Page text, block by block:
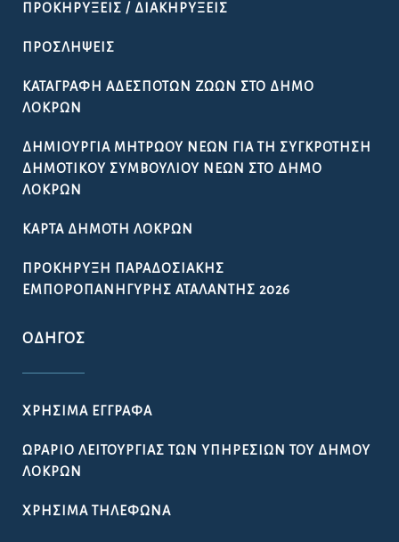
ΠΡΟΚΗΡΎΞΕΙΣ / ΔΙΑΚΗΡΎΞΕΙΣ
ΠΡΟΣΛΉΨΕΙΣ
ΚΑΤΑΓΡΑΦΉ ΑΔΈΣΠΟΤΩΝ ΖΏΩΝ ΣΤΟ ΔΉΜΟ
ΛΟΚΡΏΝ
ΔΗΜΙΟΥΡΓΊΑ ΜΗΤΡΏΟΥ ΝΈΩΝ ΓΙΑ ΤΗ ΣΥΓΚΡΌΤΗΣΗ
ΔΗΜΟΤΙΚΟΎ ΣΥΜΒΟΥΛΊΟΥ ΝΈΩΝ ΣΤΟ ΔΉΜΟ
ΛΟΚΡΏΝ
ΚΆΡΤΑ ΔΗΜΌΤΗ ΛΟΚΡΏΝ
ΠΡΟΚΉΡΥΞΗ ΠΑΡΑΔΟΣΙΑΚΉΣ
ΕΜΠΟΡΟΠΑΝΉΓΥΡΗΣ ΑΤΑΛΆΝΤΗΣ 2026
ΟΔΗΓΌΣ
ΧΡΉΣΙΜΑ ΈΓΓΡΑΦΑ
ΩΡΆΡΙΟ ΛΕΙΤΟΥΡΓΊΑΣ ΤΩΝ ΥΠΗΡΕΣΙΏΝ ΤΟΥ ΔΉΜΟΥ
ΛΟΚΡΏΝ
ΧΡΉΣΙΜΑ ΤΗΛΈΦΩΝΑ